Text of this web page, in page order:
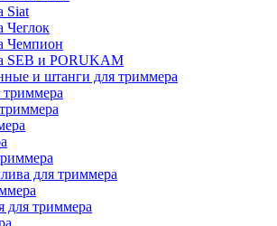
Siat
Чеглок
Чемпион
SEB и PORUKAM
и штанги для триммера
для триммера
для триммера